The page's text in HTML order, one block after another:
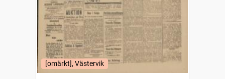
[omärkt], Västervik